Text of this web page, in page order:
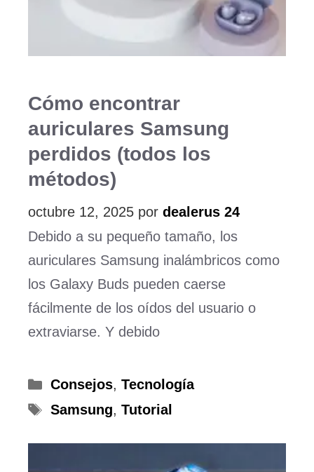
Cómo encontrar
auriculares Samsung
perdidos (todos los
métodos)
octubre 12, 2025 por dealerus 24
Debido a su pequeño tamaño, los
auriculares Samsung inalámbricos como
los Galaxy Buds pueden caerse
fácilmente de los oídos del usuario o
extraviarse. Y debido
Categorías
Consejos, Tecnología
Etiquetas
Samsung, Tutorial